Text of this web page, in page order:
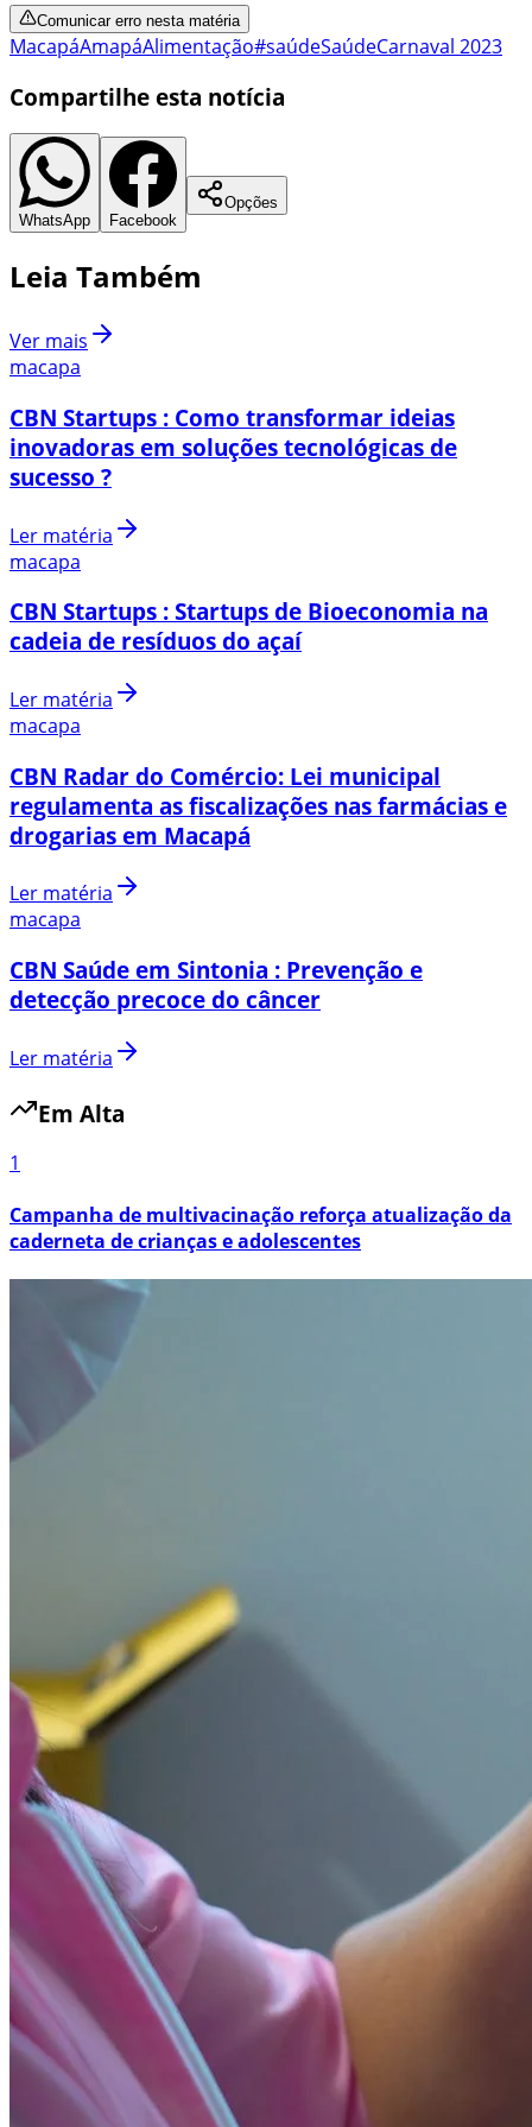
Comunicar erro nesta matéria
MacapáAmapáAlimentação#saúdeSaúdeCarnaval 2023
Compartilhe esta notícia
WhatsApp Facebook
Opções
Leia Também
Ver mais
macapa
CBN Startups : Como transformar ideias
inovadoras em soluções tecnológicas de
sucesso ?
Ler matéria
macapa
CBN Startups : Startups de Bioeconomia na
cadeia de resíduos do açaí
Ler matéria
macapa
CBN Radar do Comércio: Lei municipal
regulamenta as fiscalizações nas farmácias e
drogarias em Macapá
Ler matéria
macapa
CBN Saúde em Sintonia : Prevenção e
detecção precoce do câncer
Ler matéria
Em Alta
1
Campanha de multivacinação reforça atualização da
caderneta de crianças e adolescentes